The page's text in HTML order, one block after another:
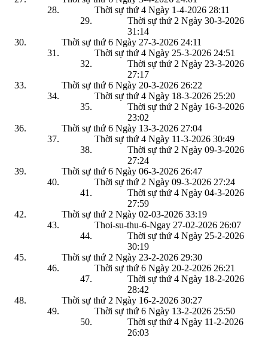
Thời sự thứ 4 Ngày 1-4-2026 28:11
Thời sự thứ 2 Ngày 30-3-2026
31:14
Thời sự thứ 6 Ngày 27-3-2026 24:11
Thời sự thứ 4 Ngày 25-3-2026 24:51
Thời sự thứ 2 Ngày 23-3-2026
27:17
Thời sự thứ 6 Ngày 20-3-2026 26:22
Thời sự thứ 4 Ngày 18-3-2026 25:20
Thời sự thứ 2 Ngày 16-3-2026
23:02
Thời sự thứ 6 Ngày 13-3-2026 27:04
Thời sự thứ 4 Ngày 11-3-2026 30:49
Thời sự thứ 2 Ngày 09-3-2026
27:24
Thời sự thứ 6 Ngày 06-3-2026 26:47
Thời sự thứ 2 Ngày 09-3-2026 27:24
Thời sự thứ 4 Ngày 04-3-2026
27:59
Thời sự thứ 2 Ngày 02-03-2026 33:19
Thoi-su-thu-6-Ngay 27-02-2026 26:07
Thời sự thứ 4 Ngày 25-2-2026
30:19
Thời sự thứ 2 Ngày 23-2-2026 29:30
Thời sự thứ 6 Ngày 20-2-2026 26:21
Thời sự thứ 4 Ngày 18-2-2026
28:42
Thời sự thứ 2 Ngày 16-2-2026 30:27
Thời sự thứ 6 Ngày 13-2-2026 25:50
Thời sự thứ 4 Ngày 11-2-2026
26:03